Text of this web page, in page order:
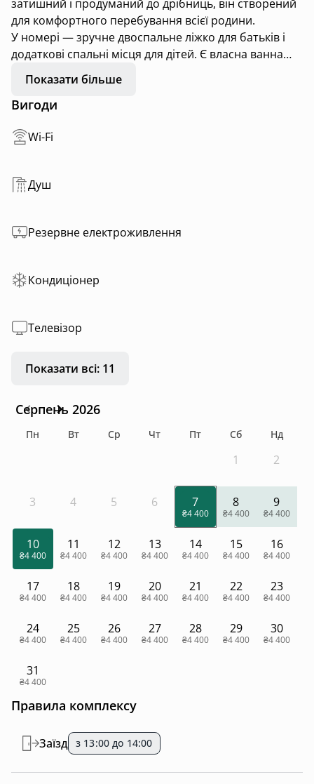
затишний і продуманий до дрібниць, він створений
для комфортного перебування всієї родини.
У номері — зручне двоспальне ліжко для батьків і
додаткові спальні місця для дітей. Є власна ванна
кімната, телевізор, Wi-Fi та все необхідне для
приємного сімейного відпочинку.
На території — дитячий майданчик, озеро з
організувати сімейну риболовлю
Показати більше
Вигоди
Wi-Fi
Душ
Резервне електроживлення
Кондиціонер
Телевізор
Показати всі: 11
Серпень 2026
Пн Вт Ср Чт Пт Сб Нд
1 2
3 4 5 6 7
₴4 400
8
₴4 400
9
₴4 400
10
₴4 400
11
₴4 400
12
₴4 400
13
₴4 400
14
₴4 400
15
₴4 400
16
₴4 400
17
₴4 400
18
₴4 400
19
₴4 400
20
₴4 400
21
₴4 400
22
₴4 400
23
₴4 400
24
₴4 400
25
₴4 400
26
₴4 400
27
₴4 400
28
₴4 400
29
₴4 400
30
₴4 400
31
₴4 400
Правила комплексу
Заїзд з 13:00 до 14:00